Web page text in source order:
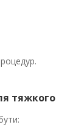
тяжкого